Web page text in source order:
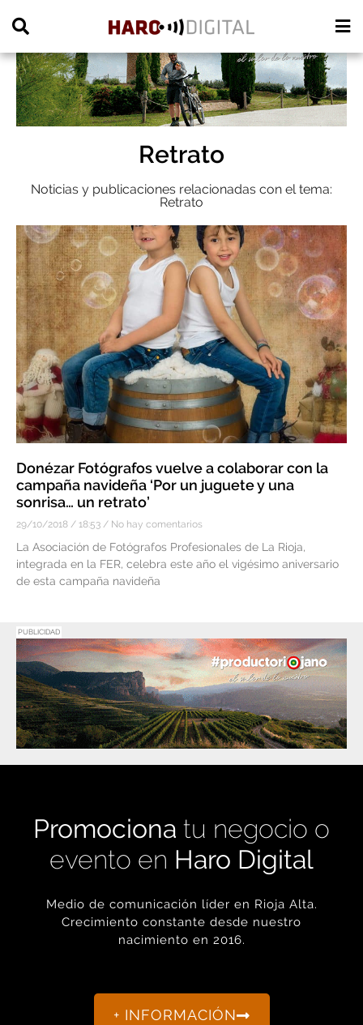
Retrato
Noticias y publicaciones relacionadas con el tema:
Retrato
Donézar Fotógrafos vuelve a colaborar con la
campaña navideña ‘Por un juguete y una
sonrisa… un retrato’
29/10/2018 18:53 No hay comentarios
La Asociación de Fotógrafos Profesionales de La Rioja,
integrada en la FER, celebra este año el vigésimo aniversario
de esta campaña navideña
PUBLICIDAD
Promociona tu negocio o
evento en Haro Digital
Medio de comunicación líder en Rioja Alta.
Crecimiento constante desde nuestro
nacimiento en 2016.
+ INFORMACIÓN